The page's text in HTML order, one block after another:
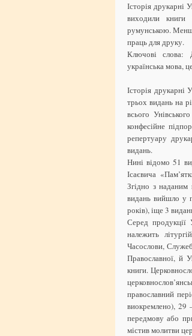
Історія друкарні
виходили книги
румунською. Менш
праць для друку.
Ключові слова:
українська мова,
Історія друкарні
трьох видань на
всього
конфесійне
репертуару
видань.
Нині відомо 51
Ісаєвича
Згідно з
видань вийшло у
років), іще 3
Серед продукції
належить
Часослови,
Православної, й
книги.
православний
виокремлено), 29
передмову або
містив молитви